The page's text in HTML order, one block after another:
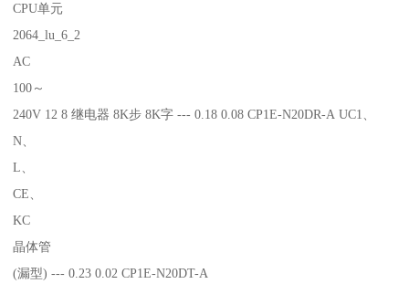
CPU单元
2064_lu_6_2
AC
100～
240V 12 8 继电器 8K步 8K字 --- 0.18 0.08 CP1E-N20DR-A UC1、
N、
L、
CE、
KC
晶体管
(漏型) --- 0.23 0.02 CP1E-N20DT-A